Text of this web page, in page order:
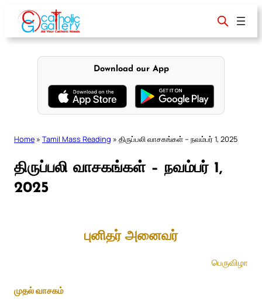
content
Download our App
Home » Tamil Mass Reading » திருப்பலி வாசகங்கள் – நவம்பர் 1, 2025
திருப்பலி வாசகங்கள் – நவம்பர் 1,
2025
புனிதர் அனைவர்
பெருவிழா
முதல் வாசகம்